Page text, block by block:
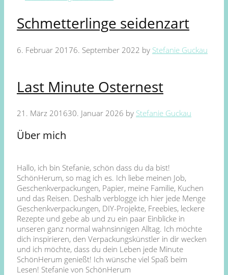
Schmetterlinge seidenzart
6. Februar 20176. September 2022 by Stefanie Guckau
Last Minute Osternest
21. März 201630. Januar 2026 by Stefanie Guckau
Über mich
Hallo, ich bin Stefanie, schön dass du da bist!
SchönHerum, so mag ich es. Ich liebe meinen Job,
Geschenkverpackungen, Papier, meine Familie, Kuchen
und das Reisen. Deshalb verblogge ich hier jede Menge
Geschenkverpackungen, DIY-Projekte, Freebies, leckere
Rezepte und gebe ab und zu ein paar Einblicke in
unseren ganz normal wahnsinnigen Alltag. Ich möchte
dich inspirieren, den Verpackungskünstler in dir wecken
und ich möchte, dass du dein Leben jede Minute
SchönHerum genießt! Ich wünsche viel Spaß beim
Lesen! Stefanie von SchönHerum